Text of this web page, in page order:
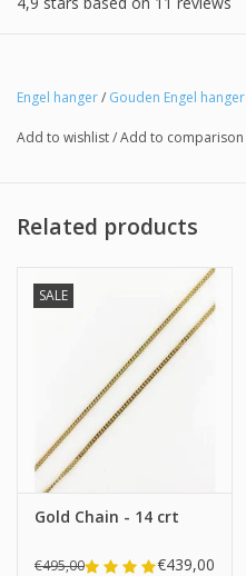
Engel hanger/ Gouden Engel hanger
Add to wishlist/Add to comparison
Related products
SALE
Gold Chain - 14 crt
€495,00 €439,00